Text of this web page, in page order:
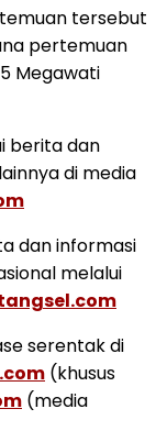
tersebut
pertemuan
Megawati
berita dan
di media
dan informasi
melalui
serentak di
(khusus
(media